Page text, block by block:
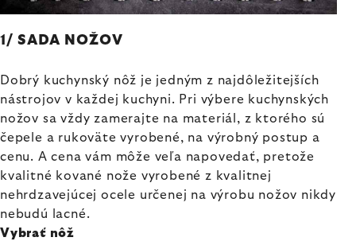
1/ SADA NOŽOV
Dobrý kuchynský nôž je jedným z najdôležitejších
nástrojov v každej kuchyni. Pri výbere kuchynských
nožov sa vždy zamerajte na materiál, z ktorého sú
čepele a rukoväte vyrobené, na výrobný postup a
cenu. A cena vám môže veľa napovedať, pretože
kvalitné kované nože vyrobené z kvalitnej
nehrdzavejúcej ocele určenej na výrobu nožov nikdy
nebudú lacné.
Vybrať nôž